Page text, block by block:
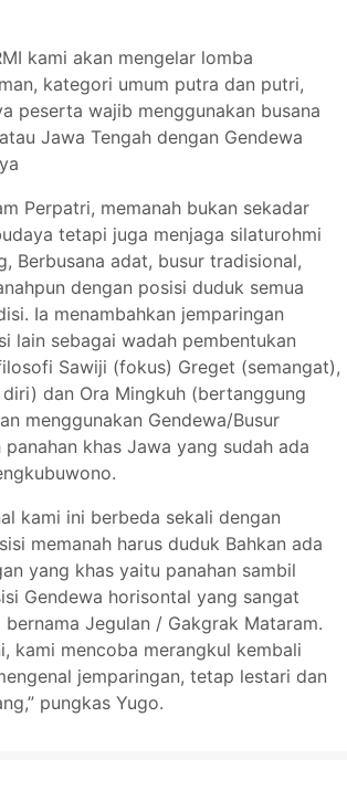
kami akan mengelar lomba
kategori umum putra dan putri,
peserta wajib menggunakan busana
Jawa Tengah dengan Gendewa
Perpatri, memanah bukan sekadar
tetapi juga menjaga silaturohmi
Berbusana adat, busur tradisional,
dengan posisi duduk semua
Ia menambahkan jemparingan
lain sebagai wadah pembentukan
Sawiji (fokus) Greget (semangat),
dan Ora Mingkuh (bertanggung
menggunakan Gendewa/Busur
khas Jawa yang sudah ada
kami ini berbeda sekali dengan
memanah harus duduk Bahkan ada
yang khas yaitu panahan sambil
Gendewa horisontal yang sangat
Jegulan / Gakgrak Mataram.
kami mencoba merangkul kembali
jemparingan, tetap lestari dan
pungkas Yugo.